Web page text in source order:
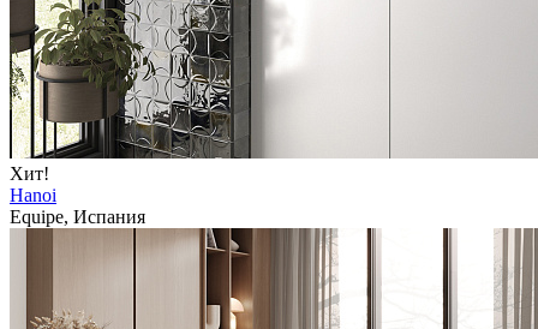
Хит!
Hanoi
Equipe, Испания